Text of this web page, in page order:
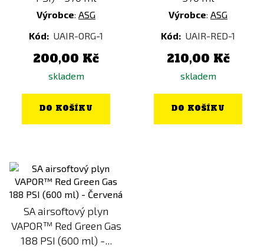
Výrobce: ASG
Kód: UAIR-ORG-1
200,00 Kč
skladem
DO KOŠÍKU
Výrobce: ASG
Kód: UAIR-RED-1
210,00 Kč
skladem
DO KOŠÍKU
SA airsoftový plyn
VAPOR™ Red Green Gas
188 PSI (600 ml) -...